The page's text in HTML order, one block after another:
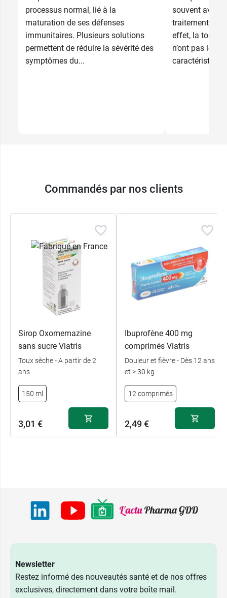
bouchon doseur
Pour les fumeurs qui souhaitent se défaire de
leur addiction,EG Laboratoireconçoit des
médicaments adaptés, comme lespray menthe
EG 1 mg/dose.
processus normal, lié à la
maturation de ses défenses
immunitaires. Plusieurs solutions
permettent de réduire la sévérité des
symptômes du...
souvent avant
traitement
effet, la toux
n’ont pas les
Commandés par nos clients
Sirop Oxomemazine
sans sucre Viatris
Toux sèche - A partir de 2
ans
150 ml
3,01 €
Ibuprofène 400 mg
comprimés Viatris
Douleur et fièvre - Dès 12 ans
et > 30 kg
12 comprimés
2,49 €
Newsletter
Restez informé des nouveautés santé et de nos offres
exclusives, directement dans votre boîte mail.